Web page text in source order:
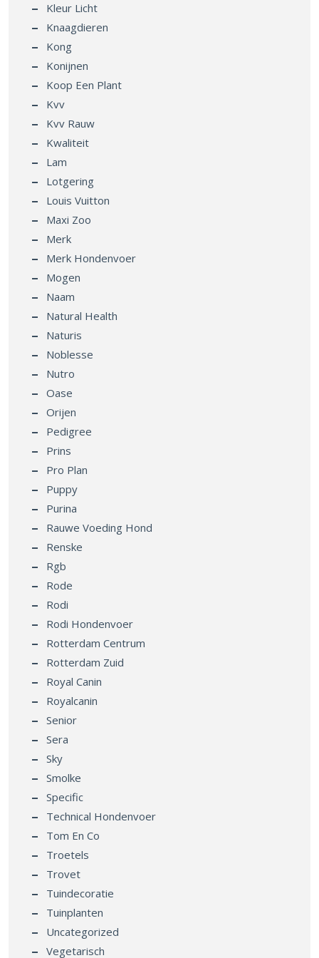
Kleur Licht
Knaagdieren
Kong
Konijnen
Koop Een Plant
Kvv
Kvv Rauw
Kwaliteit
Lam
Lotgering
Louis Vuitton
Maxi Zoo
Merk
Merk Hondenvoer
Mogen
Naam
Natural Health
Naturis
Noblesse
Nutro
Oase
Orijen
Pedigree
Prins
Pro Plan
Puppy
Purina
Rauwe Voeding Hond
Renske
Rgb
Rode
Rodi
Rodi Hondenvoer
Rotterdam Centrum
Rotterdam Zuid
Royal Canin
Royalcanin
Senior
Sera
Sky
Smolke
Specific
Technical Hondenvoer
Tom En Co
Troetels
Trovet
Tuindecoratie
Tuinplanten
Uncategorized
Vegetarisch